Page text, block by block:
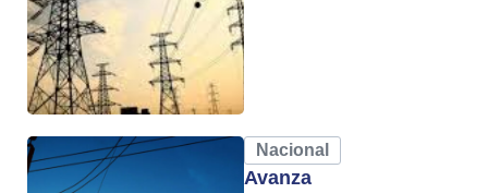
Nacional
Avanza